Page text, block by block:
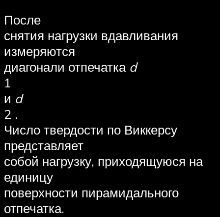
После
снятия нагрузки вдавливания
измеряются
диагонали отпечатка d
1
и d
2 .
Число твердости по Виккерсу
представляет
собой нагрузку, приходящуюся на
единицу
поверхности пирамидального
отпечатка.